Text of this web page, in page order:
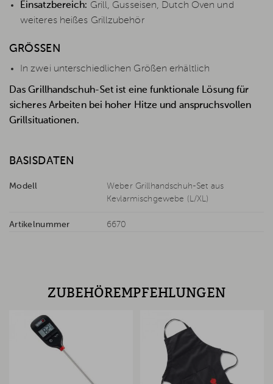
Einsatzbereich: Grill, Gusseisen, Dutch Oven und
weiteres heißes Grillzubehör
GRÖSSEN
In zwei unterschiedlichen Größen erhältlich
Das Grillhandschuh-Set ist eine funktionale Lösung für
sicheres Arbeiten bei hoher Hitze und anspruchsvollen
Grillsituationen.
BASISDATEN
Modell
Weber Grillhandschuh-Set aus
Kevlarmischgewebe (L/XL)
Artikelnummer 6670
ZUBEHÖREMPFEHLUNGEN